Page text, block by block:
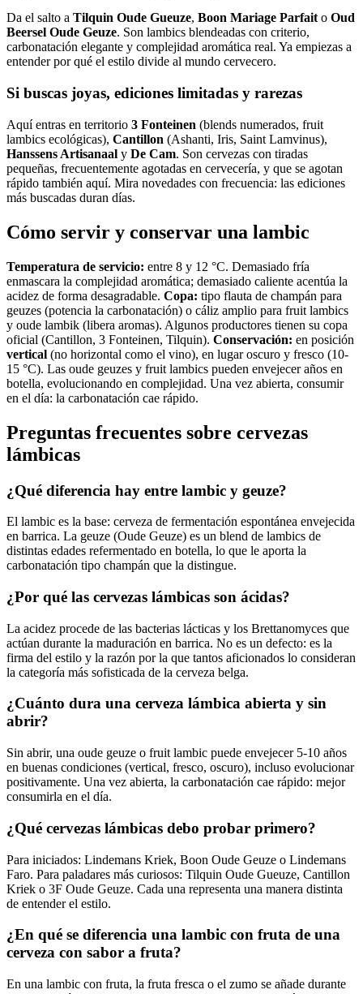
Da el salto a Tilquin Oude Gueuze, Boon Mariage Parfaito Oud
Beersel Oude Geuze. Son lambics blendeadas con criterio,
carbonatación elegante y complejidad aromática real. Ya empiezas a
entender por qué el estilo divide al mundo cervecero.
Si buscas joyas, ediciones limitadas y rarezas
Aquí entras en territorio 3 Fonteinen (blends numerados, fruit
lambics ecológicas), Cantillon (Ashanti, Iris, Saint Lamvinus),
Hanssens Artisanaal y De Cam. Son cervezas con tiradas
pequeñas, frecuentemente agotadas en cervecería, y que se agotan
rápido también aquí. Mira novedades con frecuencia: las ediciones
más buscadas duran días.
Cómo servir y conservar una lambic
Temperatura de servicio: entre 8 y 12 °C. Demasiado fría
enmascara la complejidad aromática; demasiado caliente acentúa la
acidez de forma desagradable. Copa: tipo flauta de champán para
geuzes (potencia la carbonatación) o cáliz amplio para fruit lambics
y oude lambik (libera aromas). Algunos productores tienen su copa
oficial (Cantillon, 3 Fonteinen, Tilquin). Conservación: en posición
vertical (no horizontal como el vino), en lugar oscuro y fresco (10-
15 °C). Las oude geuzes y fruit lambics pueden envejecer años en
botella, evolucionando en complejidad. Una vez abierta, consumir
en el día: la carbonatación cae rápido.
Preguntas frecuentes sobre cervezas
lámbicas
¿Qué diferencia hay entre lambic y geuze?
El lambic es la base: cerveza de fermentación espontánea envejecida
en barrica. La geuze (Oude Geuze) es un blend de lambics de
distintas edades refermentado en botella, lo que le aporta la
carbonatación tipo champán que la distingue.
¿Por qué las cervezas lámbicas son ácidas?
La acidez procede de las bacterias lácticas y los Brettanomyces que
actúan durante la maduración en barrica. No es un defecto: es la
firma del estilo y la razón por la que tantos aficionados lo consideran
la categoría más sofisticada de la cerveza belga.
¿Cuánto dura una cerveza lámbica abierta y sin
abrir?
Sin abrir, una oude geuze o fruit lambic puede envejecer 5-10 años
en buenas condiciones (vertical, fresco, oscuro), incluso evolucionar
positivamente. Una vez abierta, la carbonatación cae rápido: mejor
consumirla en el día.
¿Qué cervezas lámbicas debo probar primero?
Para iniciados: Lindemans Kriek, Boon Oude Geuze o Lindemans
Faro. Para paladares más curiosos: Tilquin Oude Gueuze, Cantillon
Kriek o 3F Oude Geuze. Cada una representa una manera distinta
de entender el estilo.
¿En qué se diferencia una lambic con fruta de una
cerveza con sabor a fruta?
En una lambic con fruta, la fruta fresca o el zumo se añade durante